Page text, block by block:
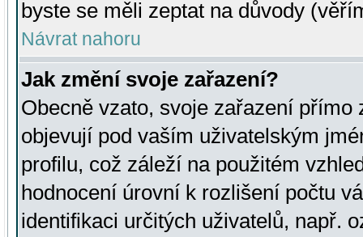
byste se měli zeptat na důvody
Návrat nahoru
Jak změní svoje zařazení?
Obecně vzato, svoje zařazení přímo
objevují pod vaším uživatelským
profilu, což záleží na použitém
hodnocení úrovní k rozlišení počtu
identifikaci určitých uživatelů, např.